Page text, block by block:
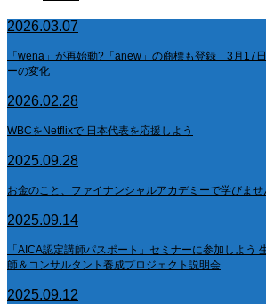
2026.03.07
「wena」が再始動?「anew」の商標も登録 3月17
ーの変化
2026.02.28
WBCをNetflixで 日本代表を応援しよう
2025.09.28
お金のこと、ファイナンシャルアカデミーで学びませ
2025.09.14
「AICA認定講師パスポート」セミナーに参加しよう
師＆コンサルタント養成プロジェクト説明会
2025.09.12